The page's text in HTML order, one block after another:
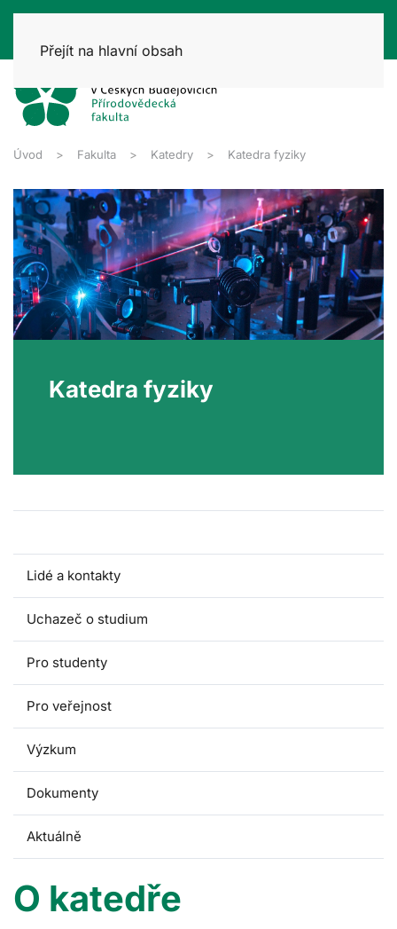
Přejít na hlavní obsah
Úvod Fakulta Katedry Katedra fyziky
Katedra fyziky
Lidé a kontakty
Uchazeč o studium
Pro studenty
Pro veřejnost
Výzkum
Dokumenty
Aktuálně
O katedře